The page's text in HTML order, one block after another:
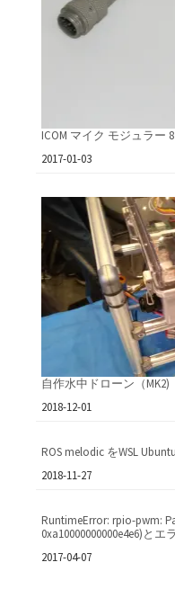
ICOM マイク モジュラー
日付
2017-01-03
自作水中ドローン（MK2)
日付
2018-12-01
ROS melodic をWSL
日付
2018-11-27
RuntimeError: rpio-pwm:
0xa10000000000e4e6)と
日付
2017-04-07